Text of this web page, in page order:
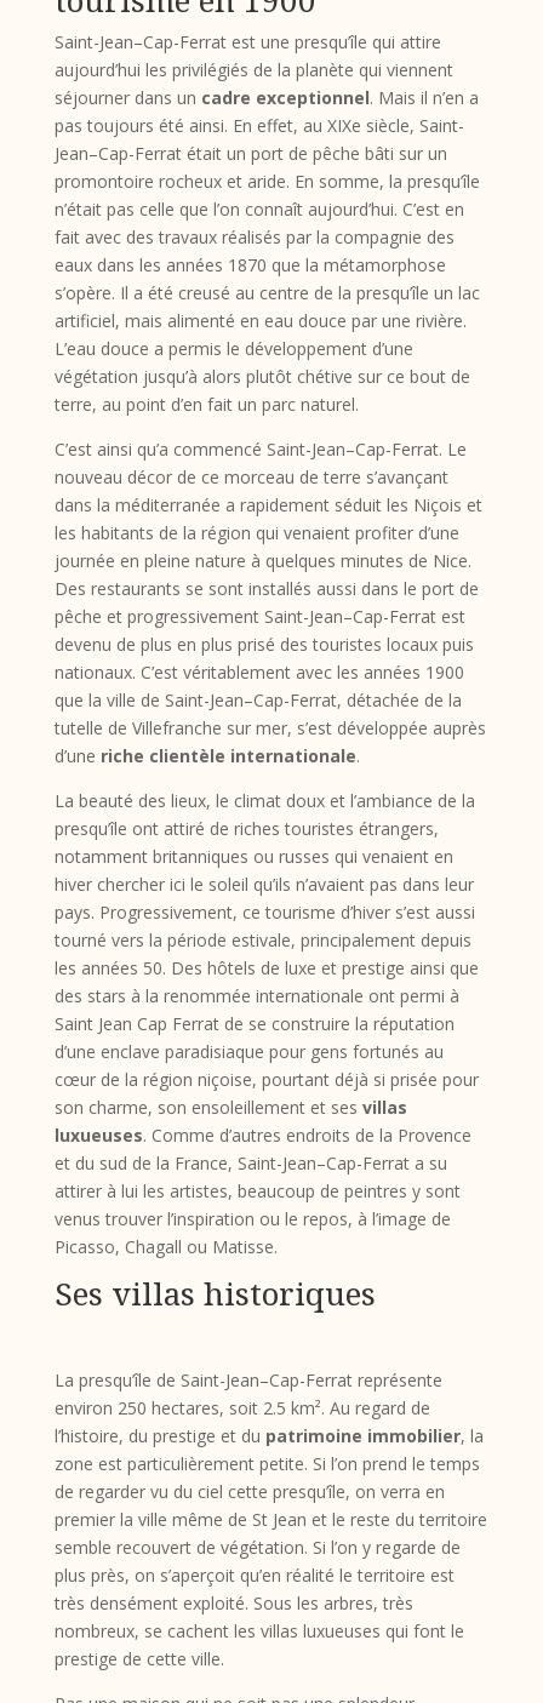
Saint-Jean–Cap-Ferrat est une presqu’île qui attire
aujourd’hui les privilégiés de la planète qui viennent
séjourner dans un cadre exceptionnel. Mais il n’en a
pas toujours été ainsi. En effet, au XIXe siècle, Saint-
Jean–Cap-Ferrat était un port de pêche bâti sur un
promontoire rocheux et aride. En somme, la presqu’île
n’était pas celle que l’on connaît aujourd’hui. C’est en
fait avec des travaux réalisés par la compagnie des
eaux dans les années 1870 que la métamorphose
s’opère. Il a été creusé au centre de la presqu’île un lac
artificiel, mais alimenté en eau douce par une rivière.
L’eau douce a permis le développement d’une
végétation jusqu’à alors plutôt chétive sur ce bout de
terre, au point d’en fait un parc naturel.
C’est ainsi qu’a commencé Saint-Jean–Cap-Ferrat. Le
nouveau décor de ce morceau de terre s’avançant
dans la méditerranée a rapidement séduit les Niçois et
les habitants de la région qui venaient profiter d’une
journée en pleine nature à quelques minutes de Nice.
Des restaurants se sont installés aussi dans le port de
pêche et progressivement Saint-Jean–Cap-Ferrat est
devenu de plus en plus prisé des touristes locaux puis
nationaux. C’est véritablement avec les années 1900
que la ville de Saint-Jean–Cap-Ferrat, détachée de la
tutelle de Villefranche sur mer, s’est développée auprès
d’une riche clientèle internationale.
La beauté des lieux, le climat doux et l’ambiance de la
presqu’île ont attiré de riches touristes étrangers,
notamment britanniques ou russes qui venaient en
hiver chercher ici le soleil qu’ils n’avaient pas dans leur
pays. Progressivement, ce tourisme d’hiver s’est aussi
tourné vers la période estivale, principalement depuis
les années 50. Des hôtels de luxe et prestige ainsi que
des stars à la renommée internationale ont permi à
Saint Jean Cap Ferrat de se construire la réputation
d’une enclave paradisiaque pour gens fortunés au
cœur de la région niçoise, pourtant déjà si prisée pour
son charme, son ensoleillement et ses villas
luxueuses. Comme d’autres endroits de la Provence
et du sud de la France, Saint-Jean–Cap-Ferrat a su
attirer à lui les artistes, beaucoup de peintres y sont
venus trouver l’inspiration ou le repos, à l’image de
Picasso, Chagall ou Matisse.
Ses villas historiques
La presqu’île de Saint-Jean–Cap-Ferrat représente
environ 250 hectares, soit 2.5 km². Au regard de
l’histoire, du prestige et du patrimoine immobilier, la
zone est particulièrement petite. Si l’on prend le temps
de regarder vu du ciel cette presqu’île, on verra en
premier la ville même de St Jean et le reste du territoire
semble recouvert de végétation. Si l’on y regarde de
plus près, on s’aperçoit qu’en réalité le territoire est
très densément exploité. Sous les arbres, très
nombreux, se cachent les villas luxueuses qui font le
prestige de cette ville.